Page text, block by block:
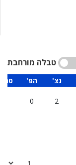
טבלה מורחבת
'הפ 'נצ
0 2